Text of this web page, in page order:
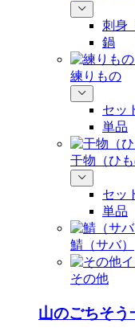
刺身
鍋
練りもの
セッ
単品
干物（ひも
セッ
単品
鯖（サバ）
その他
山のごちそ